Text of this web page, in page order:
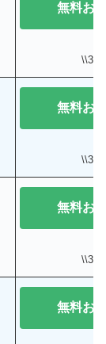
無料お
\\31
無料お
\\31
無料お
\\30
無料お